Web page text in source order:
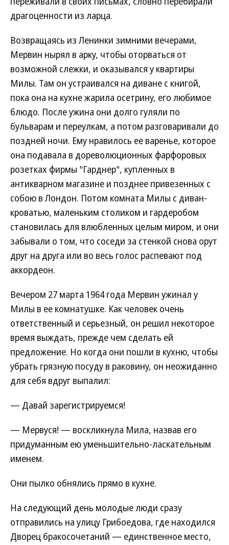
драгоценности из ларца.
Возвращаясь из Ленинки зимними вечерами,
Мервин нырял в арку, чтобы оторваться от
возможной слежки, и оказывался у квартиры
Милы. Там он устраивался на диване с книгой,
пока она на кухне жарила осетрину, его любимое
блюдо. После ужина они долго гуляли по
бульварам и переулкам, а потом разговаривали до
поздней ночи. Ему нравилось ее варенье, которое
она подавала в дореволюционных фарфоровых
розетках фирмы "Гарднер", купленных в
антикварном магазине и позднее привезенных с
собою в Лондон. Потом комната Милы с диван-
кроватью, маленьким столиком и гардеробом
становилась для влюбленных целым миром, и они
забывали о том, что соседи за стенкой снова орут
друг на друга или во весь голос распевают под
аккордеон.
Вечером 27 марта 1964 года Мервин ужинал у
Милы в ее комнатушке. Как человек очень
ответственный и серьезный, он решил некоторое
время выждать, прежде чем сделать ей
предложение. Но когда они пошли в кухню, чтобы
убрать грязную посуду в раковину, он неожиданно
для себя вдруг выпалил:
— Давай зарегистрируемся!
— Мервуся! — воскликнула Мила, назвав его
придуманным ею уменьшительно-ласкательным
именем.
Они пылко обнялись прямо в кухне.
На следующий день молодые люди сразу
отправились на улицу Грибоедова, где находился
Дворец бракосочетаний — единственное место,